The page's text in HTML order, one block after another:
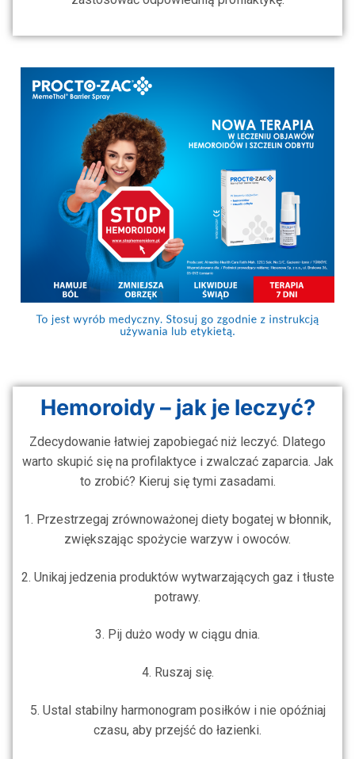
Hemoroidy – jak je leczyć?
Zdecydowanie łatwiej zapobiegać niż leczyć. Dlatego
warto skupić się na profilaktyce i zwalczać zaparcia. Jak
to zrobić? Kieruj się tymi zasadami.
1. Przestrzegaj zrównoważonej diety bogatej w błonnik,
zwiększając spożycie warzyw i owoców.
2. Unikaj jedzenia produktów wytwarzających gaz i tłuste
potrawy.
3. Pij dużo wody w ciągu dnia.
4. Ruszaj się.
5. Ustal stabilny harmonogram posiłków i nie opóźniaj
czasu, aby przejść do łazienki.